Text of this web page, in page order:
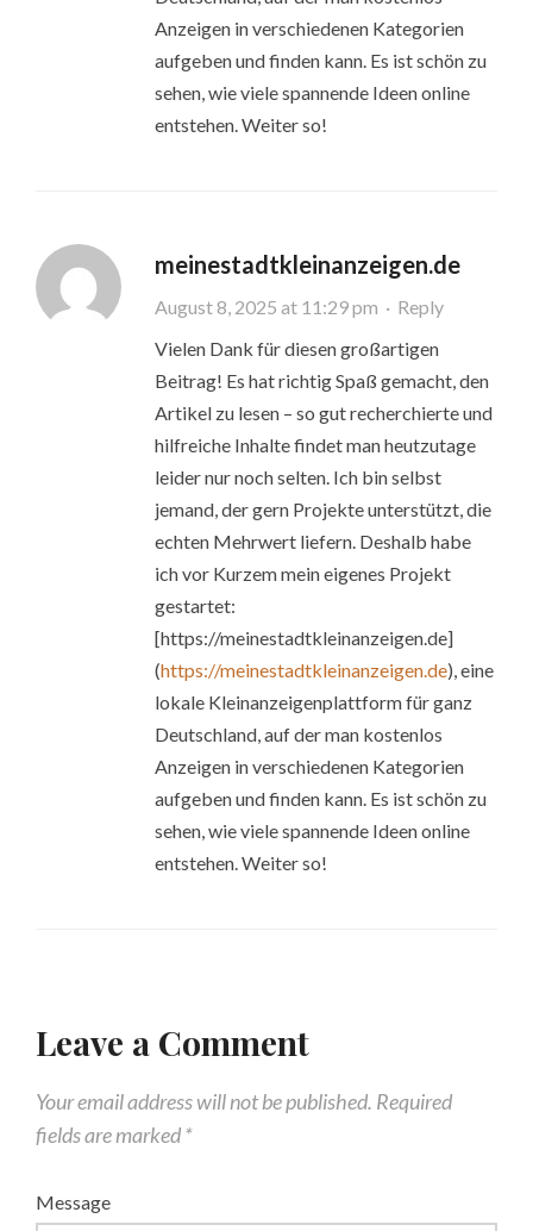
Anzeigen in verschiedenen Kategorien
aufgeben und finden kann. Es ist schön zu
sehen, wie viele spannende Ideen online
entstehen. Weiter so!
meinestadtkleinanzeigen.de
August 8, 2025 at 11:29 pm · Reply
Vielen Dank für diesen großartigen
Beitrag! Es hat richtig Spaß gemacht, den
Artikel zu lesen – so gut recherchierte und
hilfreiche Inhalte findet man heutzutage
leider nur noch selten. Ich bin selbst
jemand, der gern Projekte unterstützt, die
echten Mehrwert liefern. Deshalb habe
ich vor Kurzem mein eigenes Projekt
gestartet:
[https://meinestadtkleinanzeigen.de]
(https://meinestadtkleinanzeigen.de), eine
lokale Kleinanzeigenplattform für ganz
Deutschland, auf der man kostenlos
Anzeigen in verschiedenen Kategorien
aufgeben und finden kann. Es ist schön zu
sehen, wie viele spannende Ideen online
entstehen. Weiter so!
Leave a Comment
Your email address will not be published. Required
fields are marked*
Message